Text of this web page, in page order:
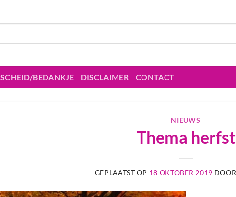
BEDANKJE DISCLAIMER CONTACT
NIEUWS
Thema herfst
GEPLAATST OP 18 OKTOBER 2019 DOOR